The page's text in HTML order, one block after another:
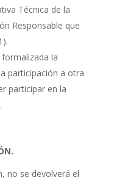
Técnica de la
Responsable que
la
participación a otra
participar en la
no se devolverá el